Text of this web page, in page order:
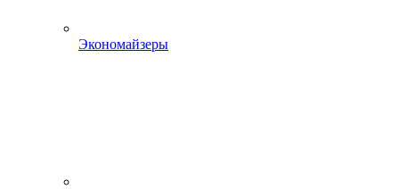
Экономайзеры